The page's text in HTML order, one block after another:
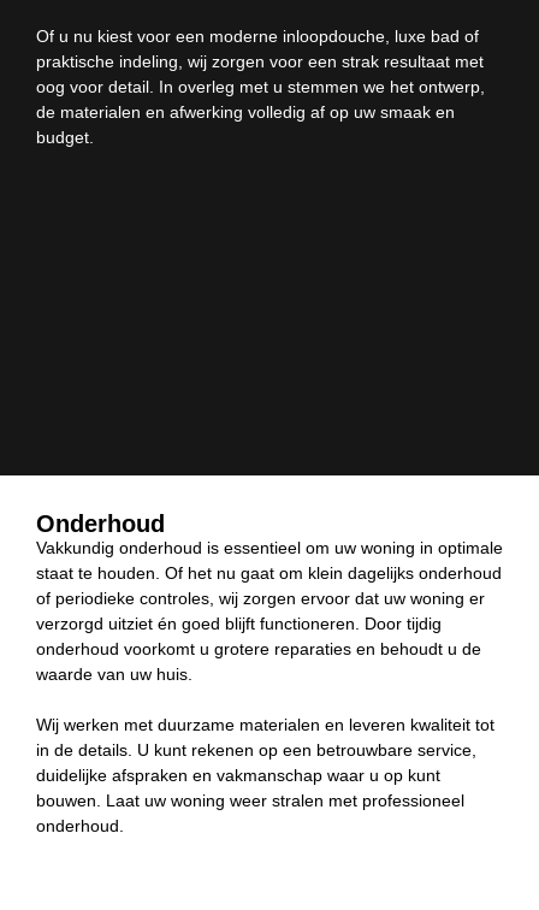
Of u nu kiest voor een moderne inloopdouche, luxe bad of
praktische indeling, wij zorgen voor een strak resultaat met
oog voor detail. In overleg met u stemmen we het ontwerp,
de materialen en afwerking volledig af op uw smaak en
budget.
Onderhoud
Vakkundig onderhoud is essentieel om uw woning in optimale
staat te houden. Of het nu gaat om klein dagelijks onderhoud
of periodieke controles, wij zorgen ervoor dat uw woning er
verzorgd uitziet én goed blijft functioneren. Door tijdig
onderhoud voorkomt u grotere reparaties en behoudt u de
waarde van uw huis.
Wij werken met duurzame materialen en leveren kwaliteit tot
in de details. U kunt rekenen op een betrouwbare service,
duidelijke afspraken en vakmanschap waar u op kunt
bouwen. Laat uw woning weer stralen met professioneel
onderhoud.